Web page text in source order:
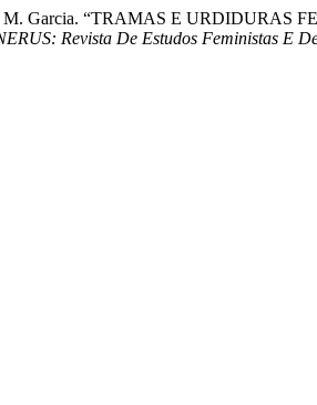
M. Garcia. “TRAMAS E URDIDURAS
Revista De Estudos Feministas E